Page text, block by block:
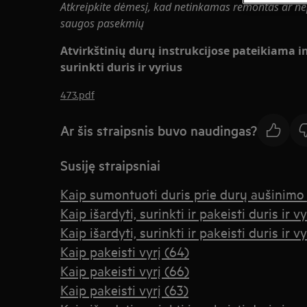
Atkreipkite dėmesį, kad netinkamas remontas ar
saugos pasekmių
Atvirkštinių durų instrukcijose pateikiama
surinkti duris ir vyrius
473.pdf
Ar šis straipsnis buvo naudingas?
Susiję straipsniai
Kaip sumontuoti duris prie durų
Kaip išardyti, surinkti ir pakeisti duris ir
Kaip išardyti, surinkti ir pakeisti duris ir
Kaip pakeisti vyrį (64)
Kaip pakeisti vyrį (66)
Kaip pakeisti vyrį (63)